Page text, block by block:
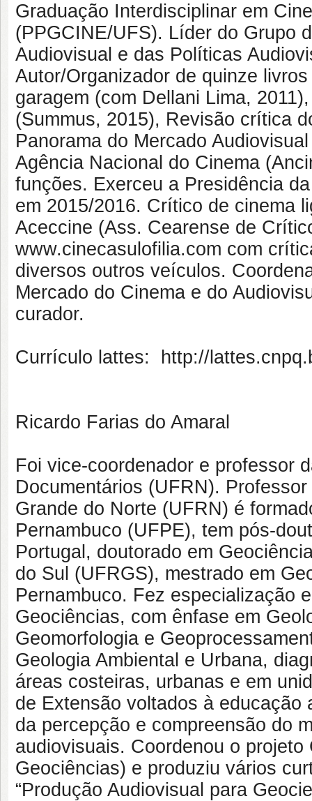
Graduação Interdisciplinar em
(PPGCINE/UFS). Líder do Grupo
Audiovisual e das Políticas
Autor/Organizador de quinze
garagem (com Dellani Lima,
(Summus, 2015), Revisão crítica
Panorama do Mercado
Agência Nacional do Cinema
funções. Exerceu a Presidência
em 2015/2016. Crítico de cinema
Aceccine (Ass. Cearense de
www.cinecasulofilia.com com
diversos outros veículos.
Mercado do Cinema e do
curador.
Currículo lattes: http://
Ricardo Farias do Amaral
Foi vice-coordenador e professor
Documentários (UFRN).
Grande do Norte (UFRN) é
Pernambuco (UFPE), tem pós-
Portugal, doutorado em
do Sul (UFRGS), mestrado em
Pernambuco. Fez especialização
Geociências, com ênfase em
Geomorfologia e
Geologia Ambiental e Urbana,
áreas costeiras, urbanas e em
de Extensão voltados à educação
da percepção e compreensão do
audiovisuais. Coordenou o
Geociências) e produziu vários
“Produção Audiovisual para